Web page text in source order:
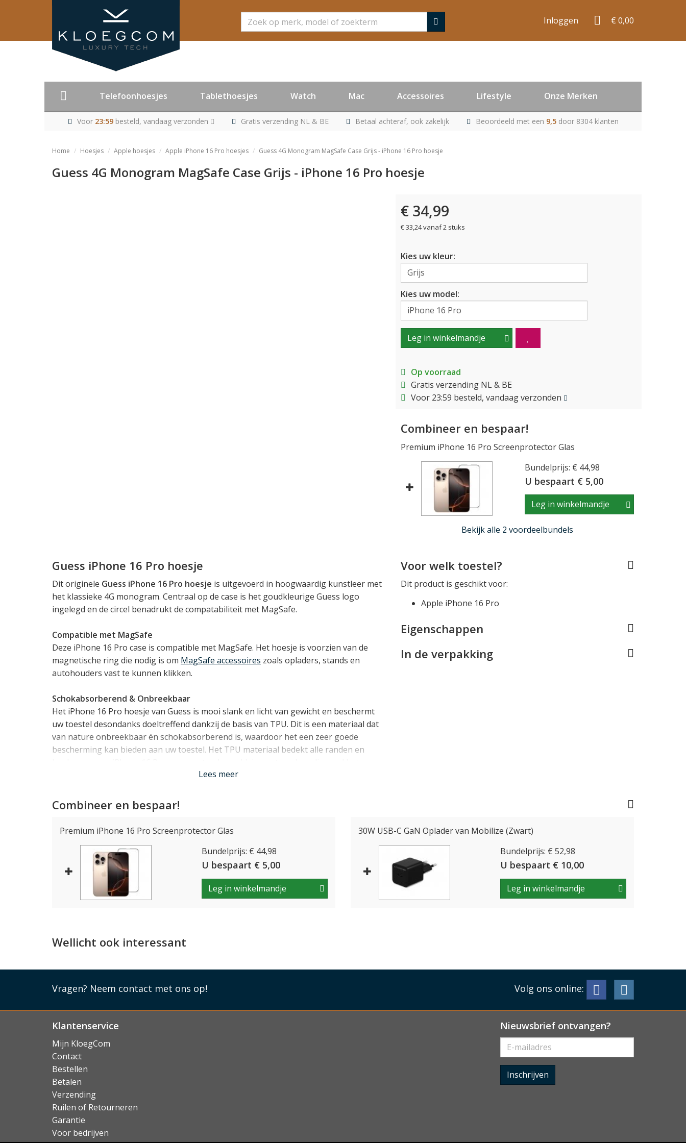
Zoeken Inloggen € 0,00
Telefoonhoesjes Tablethoesjes Watch Mac Accessoires Lifestyle Onze Merken
Voor 23:59besteld, vandaag verzonden Gratis verzending NL & BE Betaal achteraf, ook zakelijk Beoordeeld met een 9,5 door 8304 klanten
Home Hoesjes Apple hoesjes Apple iPhone 16 Pro hoesjes Guess 4G Monogram MagSafe Case Grijs - iPhone 16 Pro hoesje
Guess 4G Monogram MagSafe Case Grijs - iPhone 16 Pro hoesje
€ 34,99
€ 33,24 vanaf 2 stuks
Kies uw kleur:
Kies uw model:
Leg in winkelmandje
Op voorraad
Gratis verzending NL & BE
Voor 23:59 besteld, vandaag verzonden
Combineer en bespaar!
Premium iPhone 16 Pro Screenprotector Glas
Bundelprijs: € 44,98
U bespaart € 5,00
Leg in winkelmandje
Bekijk alle 2 voordeelbundels
Guess iPhone 16 Pro hoesje
Dit originele Guess iPhone 16 Pro hoesje is uitgevoerd in hoogwaardig kunstleer met
het klassieke 4G monogram. Centraal op de case is het goudkleurige Guess logo
ingelegd en de circel benadrukt de compatabiliteit met MagSafe.
Compatible met MagSafe
Deze iPhone 16 Pro case is compatible met MagSafe. Het hoesje is voorzien van de
magnetische ring die nodig is om MagSafe accessoires zoals opladers, stands en
autohouders vast te kunnen klikken.
Schokabsorberend & Onbreekbaar
Het iPhone 16 Pro hoesje van Guess is mooi slank en licht van gewicht en beschermt
uw toestel desondanks doeltreffend dankzij de basis van TPU. Dit is een materiaal dat
van nature onbreekbaar én schokabsorberend is, waardoor het een zeer goede
bescherming kan bieden aan uw toestel. Het TPU materiaal bedekt alle randen en
Perfect op maat
De Guess case werd speciaal ontworpen voor de iPhone 16 Pro en past daarom als
gegoten. Alle knopjes kunt u blijven gebruiken, de USB-C aansluiting blijft vrij en de
camera's kunnen hun werk blijven doen. Ook is de case te gebruiken met draadloos
laden en MagSafe.
Lees minder
Lees meer
Voor welk toestel?
Dit product is geschikt voor:
Apple iPhone 16 Pro
Eigenschappen
In de verpakking
Combineer en bespaar!
Premium iPhone 16 Pro Screenprotector Glas
Bundelprijs: € 44,98
U bespaart € 5,00
Leg in winkelmandje
30W USB-C GaN Oplader van Mobilize (Zwart)
Bundelprijs: € 52,98
U bespaart € 10,00
Leg in winkelmandje
Wellicht ook interessant
Vragen? Neem contact met ons op! Volg ons online:
Klantenservice
Mijn KloegCom
Contact
Bestellen
Betalen
Verzending
Ruilen of Retourneren
Garantie
Voor bedrijven
Nieuwsbrief ontvangen?
Inschrijven